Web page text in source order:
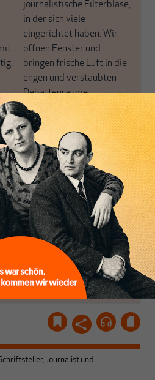
journalistische Filterblase,
in der sich viele
eingerichtet haben. Wir
öffnen Fenster und
bringen frische Luft in die
engen und verstaubten
Debattenräume.
Brauchen Sie auch frische
Luft? Dann folgen Sie
einfach dem Button.
ABONNIEREN SIE
MAKROSKOP
Schon Abonnent? Dann
einloggen!
Journalist und